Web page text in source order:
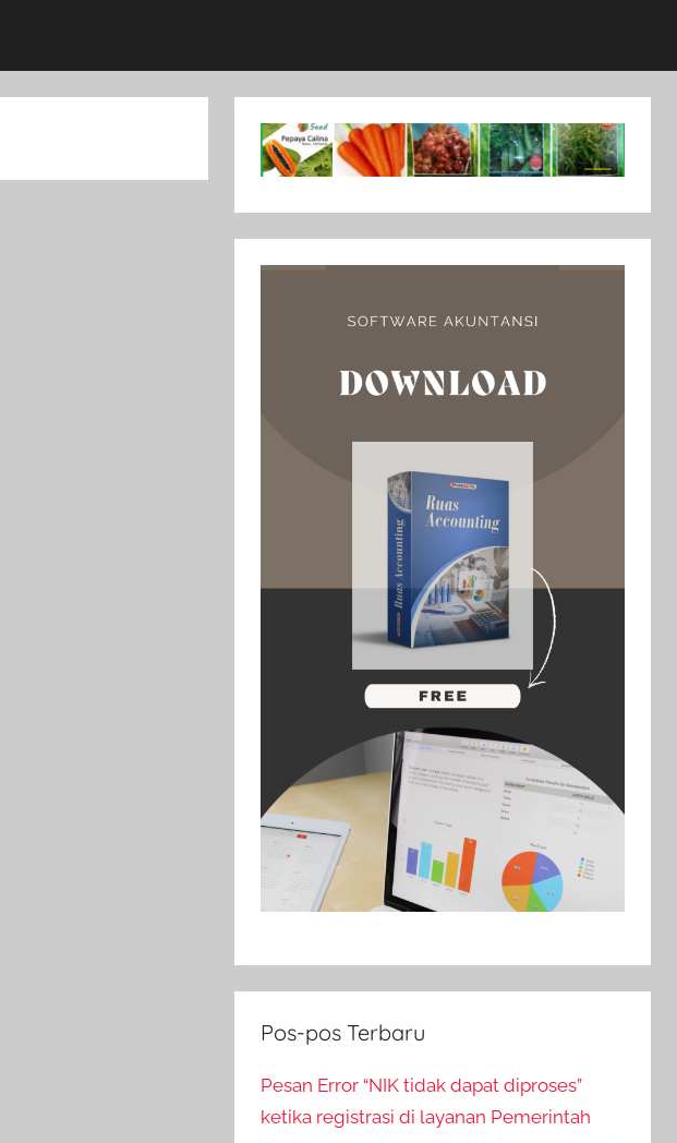
Pos-pos Terbaru
Pesan Error “NIK tidak dapat diproses”
ketika registrasi di layanan Pemerintah